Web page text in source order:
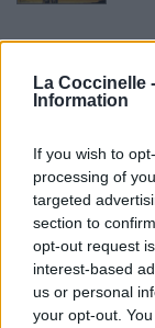
La Coccinelle -
Information
If you wish to
processing of
targeted
section to
opt-out request
interest-based
us or personal
your opt-out.
Commentaires
Pour
Vous aimez
Télécharger
Télécharger